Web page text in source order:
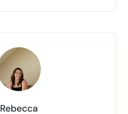
Rebecca